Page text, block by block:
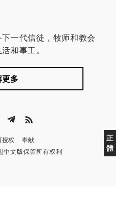
正
體
一代信徒，牧师和教会
和事工。
更多
授权
奉献
文版保留所有权利